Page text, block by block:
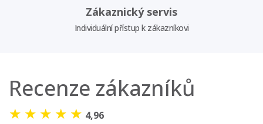
Zákaznický servis
Individuální přístup k zákazníkovi
Recenze zákazníků
★ ★ ★ ★ ★ 4,96